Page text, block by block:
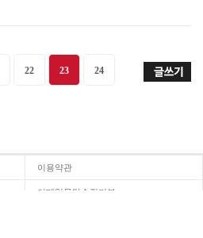
22 23 24
이용약관
이메일무단수집거부